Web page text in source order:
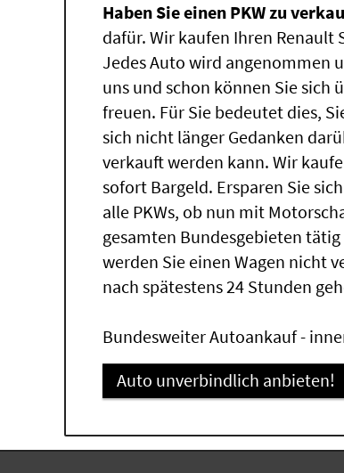
Haben Sie einen PKW zu
dafür. Wir kaufen Ihren Renault
Jedes Auto wird angenommen
uns und schon können Sie sich
freuen. Für Sie bedeutet dies,
sich nicht länger Gedanken
verkauft werden kann. Wir
sofort Bargeld. Ersparen Sie
alle PKWs, ob nun mit
gesamten Bundesgebieten
werden Sie einen Wagen nicht
nach spätestens 24 Stunden
Bundesweiter Autoankauf -
Auto unverbindlich anbieten!